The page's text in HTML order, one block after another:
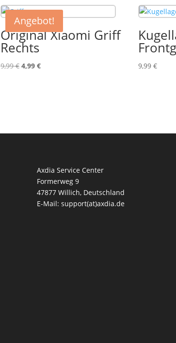
Angebot!
Original Xiaomi Griff
Rechts
9,99€ Ursprünglicher
4,99 €Aktueller
9,99 €
Axdia Service Center
Formerweg 9
47877 Willich, Deutschland
E-Mail: support(at)axdia.de